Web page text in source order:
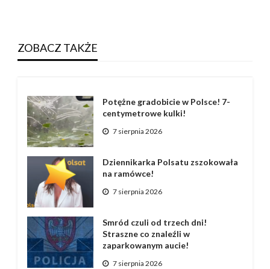
ZOBACZ TAKŻE
Potężne gradobicie w Polsce! 7-
centymetrowe kulki!
7 sierpnia 2026
Dziennikarka Polsatu zszokowała
na ramówce!
7 sierpnia 2026
Smród czuli od trzech dni!
Straszne co znaleźli w
zaparkowanym aucie!
7 sierpnia 2026